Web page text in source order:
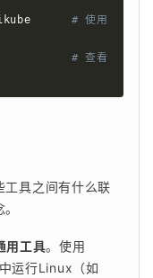
# 使用
info # 查看
工具之间有什么联
用工具。使用
运行Linux（如